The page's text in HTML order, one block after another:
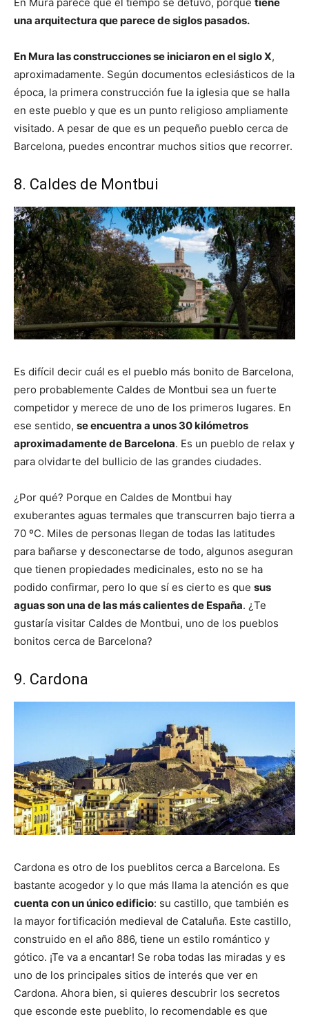
una arquitectura que parece de siglos pasados.
En Mura las construcciones se iniciaron en el siglo X,
aproximadamente. Según documentos eclesiásticos de la
época, la primera construcción fue la iglesia que se halla
en este pueblo y que es un punto religioso ampliamente
visitado. A pesar de que es un pequeño pueblo cerca de
Barcelona, puedes encontrar muchos sitios que recorrer.
8. Caldes de Montbui
Es difícil decir cuál es el pueblo más bonito de Barcelona,
pero probablemente Caldes de Montbui sea un fuerte
competidor y merece de uno de los primeros lugares. En
ese sentido, se encuentra a unos 30 kilómetros
aproximadamente de Barcelona. Es un pueblo de relax y
para olvidarte del bullicio de las grandes ciudades.
¿Por qué? Porque en Caldes de Montbui hay
exuberantes aguas termales que transcurren bajo tierra a
70 ºC. Miles de personas llegan de todas las latitudes
para bañarse y desconectarse de todo, algunos aseguran
que tienen propiedades medicinales, esto no se ha
podido confirmar, pero lo que sí es cierto es que sus
aguas son una de las más calientes de España. ¿Te
gustaría visitar Caldes de Montbui, uno de los pueblos
bonitos cerca de Barcelona?
9. Cardona
Cardona es otro de los pueblitos cerca a Barcelona. Es
bastante acogedor y lo que más llama la atención es que
cuenta con un único edificio: su castillo, que también es
la mayor fortificación medieval de Cataluña. Este castillo,
construido en el año 886, tiene un estilo romántico y
gótico. ¡Te va a encantar! Se roba todas las miradas y es
uno de los principales sitios de interés que ver en
Cardona. Ahora bien, si quieres descubrir los secretos
que esconde este pueblito, lo recomendable es que